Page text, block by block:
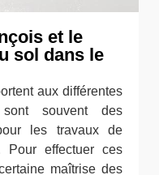
et le
sol dans le
aux différentes
souvent des
les travaux de
effectuer ces
maîtrise des